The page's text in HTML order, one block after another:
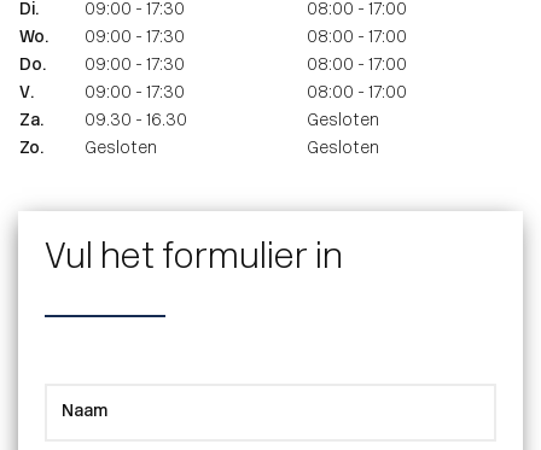
Di.
09:00 - 17:30
08:00 - 17:00
Wo.
09:00 - 17:30
08:00 - 17:00
Do.
09:00 - 17:30
08:00 - 17:00
V.
09:00 - 17:30
08:00 - 17:00
Za.
09.30 - 16.30
Gesloten
Zo.
Gesloten Gesloten
Vul het formulier in